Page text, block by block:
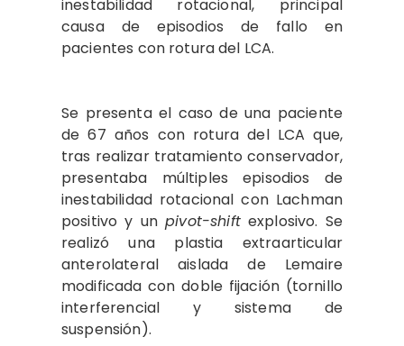
inestabilidad rotacional, principal
causa de episodios de fallo en
pacientes con rotura del LCA.
Se presenta el caso de una paciente
de 67 años con rotura del LCA que,
tras realizar tratamiento conservador,
presentaba múltiples episodios de
inestabilidad rotacional con Lachman
positivo y unpivot-shiftexplosivo. Se
realizó una plastia extraarticular
anterolateral aislada de Lemaire
modificada con doble fijación (tornillo
interferencial y sistema de
suspensión).